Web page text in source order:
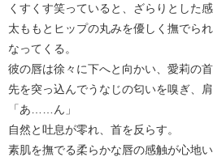
くすくす笑っていると、ざらりとした
太ももとヒップの丸みを優しく撫でら
なってくる。
彼の唇は徐々に下へと向かい、愛莉の
先を突っ込んでうなじの匂いを嗅ぎ、
「あ……ん」
自然と吐息が零れ、首を反らす。
素肌を撫でる柔らかな唇の感触が心地